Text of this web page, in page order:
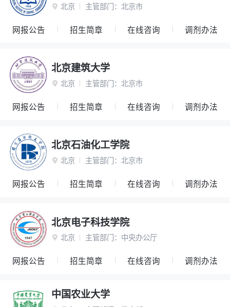
 北京 主管部门： 北京市
网报公告 招生简章 在线咨询 调剂办法
北京建筑大学
 北京 主管部门： 北京市
网报公告 招生简章 在线咨询 调剂办法
北京石油化工学院
 北京 主管部门： 北京市
网报公告 招生简章 在线咨询 调剂办法
北京电子科技学院
 北京 主管部门： 中央办公厅
网报公告 招生简章 在线咨询 调剂办法
中国农业大学